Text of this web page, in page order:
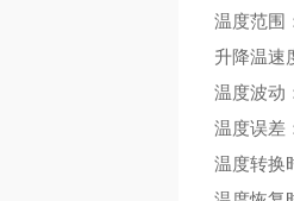
温度范围
升降温速
温度波动
温度误差
温度转换